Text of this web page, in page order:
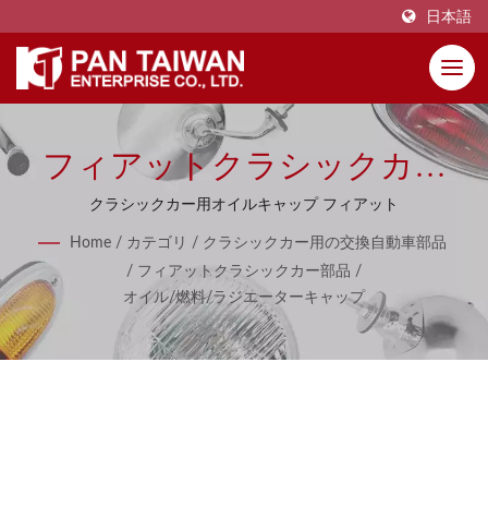
日本語
フィアットクラシックカー
用オイル燃料ラジエーター
キャップ
クラシックカー用オイルキャップ フィアット
Home / カテゴリ / クラシックカー用の交換自動車部品
/ フィアットクラシックカー部品 /
オイル/燃料/ラジエーターキャップ